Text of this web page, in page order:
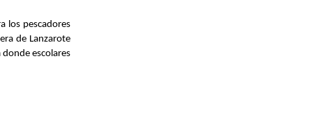
los pescadores
de Lanzarote
escolares